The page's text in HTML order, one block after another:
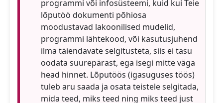
programmi või infosüsteemi, kuid kui Teie
lõputöö dokumenti põhiosa
moodustavad lakoonilised mudelid,
programmi lähtekood, või kasutusjuhend
ilma täiendavate selgitusteta, siis ei tasu
oodata suurepärast, ega isegi mitte väga
head hinnet. Lõputöös (igasuguses töös)
tuleb aru saada ja osata teistele selgitada,
mida teed, miks teed ning miks teed just